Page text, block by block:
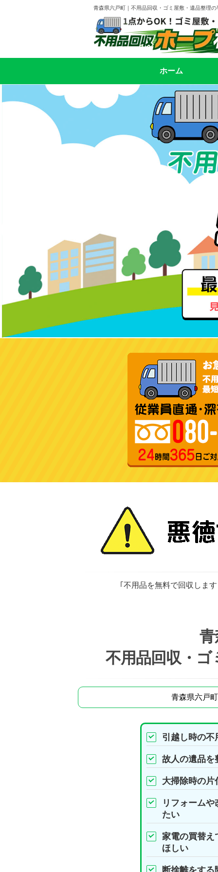
青森県六戸町｜不用品回収・ゴミ屋敷・遺品整理の
ホーム
｢不用品を無料で回収しま
不用品回収・
青森県六戸
引越し時の不
故人の遺品を
大掃除時の片
リフォーム
たい
家電の買替え
ほしい
断捨離をする